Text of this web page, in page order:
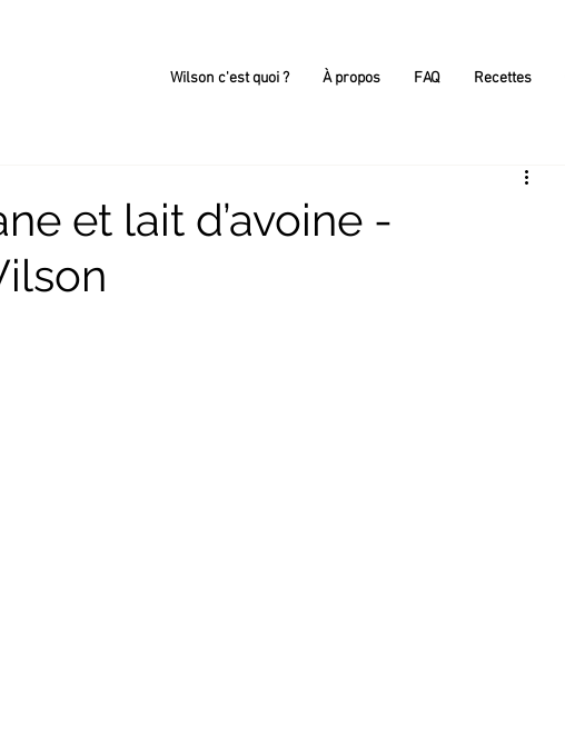
Wilson c'est quoi ? À propos FAQ Recettes
et lait d’avoine -